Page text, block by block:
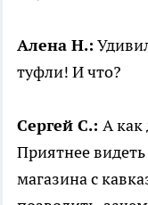
Алена Н.:
туфли! И что?
Сергей С.: А
Приятнее
магазина с